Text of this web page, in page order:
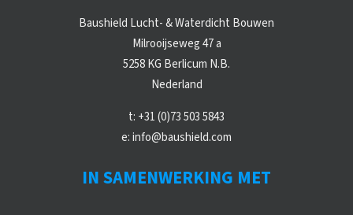
Baushield Lucht- & Waterdicht Bouwen
Milrooijseweg 47 a
5258 KG Berlicum N.B.
Nederland
t: +31 (0)73 503 5843
e:info@baushield.com
IN SAMENWERKING MET